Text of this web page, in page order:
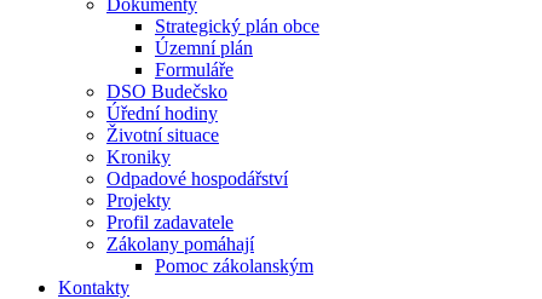
Dokumenty
Strategický plán obce
Územní plán
Formuláře
DSO Budečsko
Úřední hodiny
Životní situace
Kroniky
Odpadové hospodářství
Projekty
Profil zadavatele
Zákolany pomáhají
Pomoc zákolanským
Kontakty